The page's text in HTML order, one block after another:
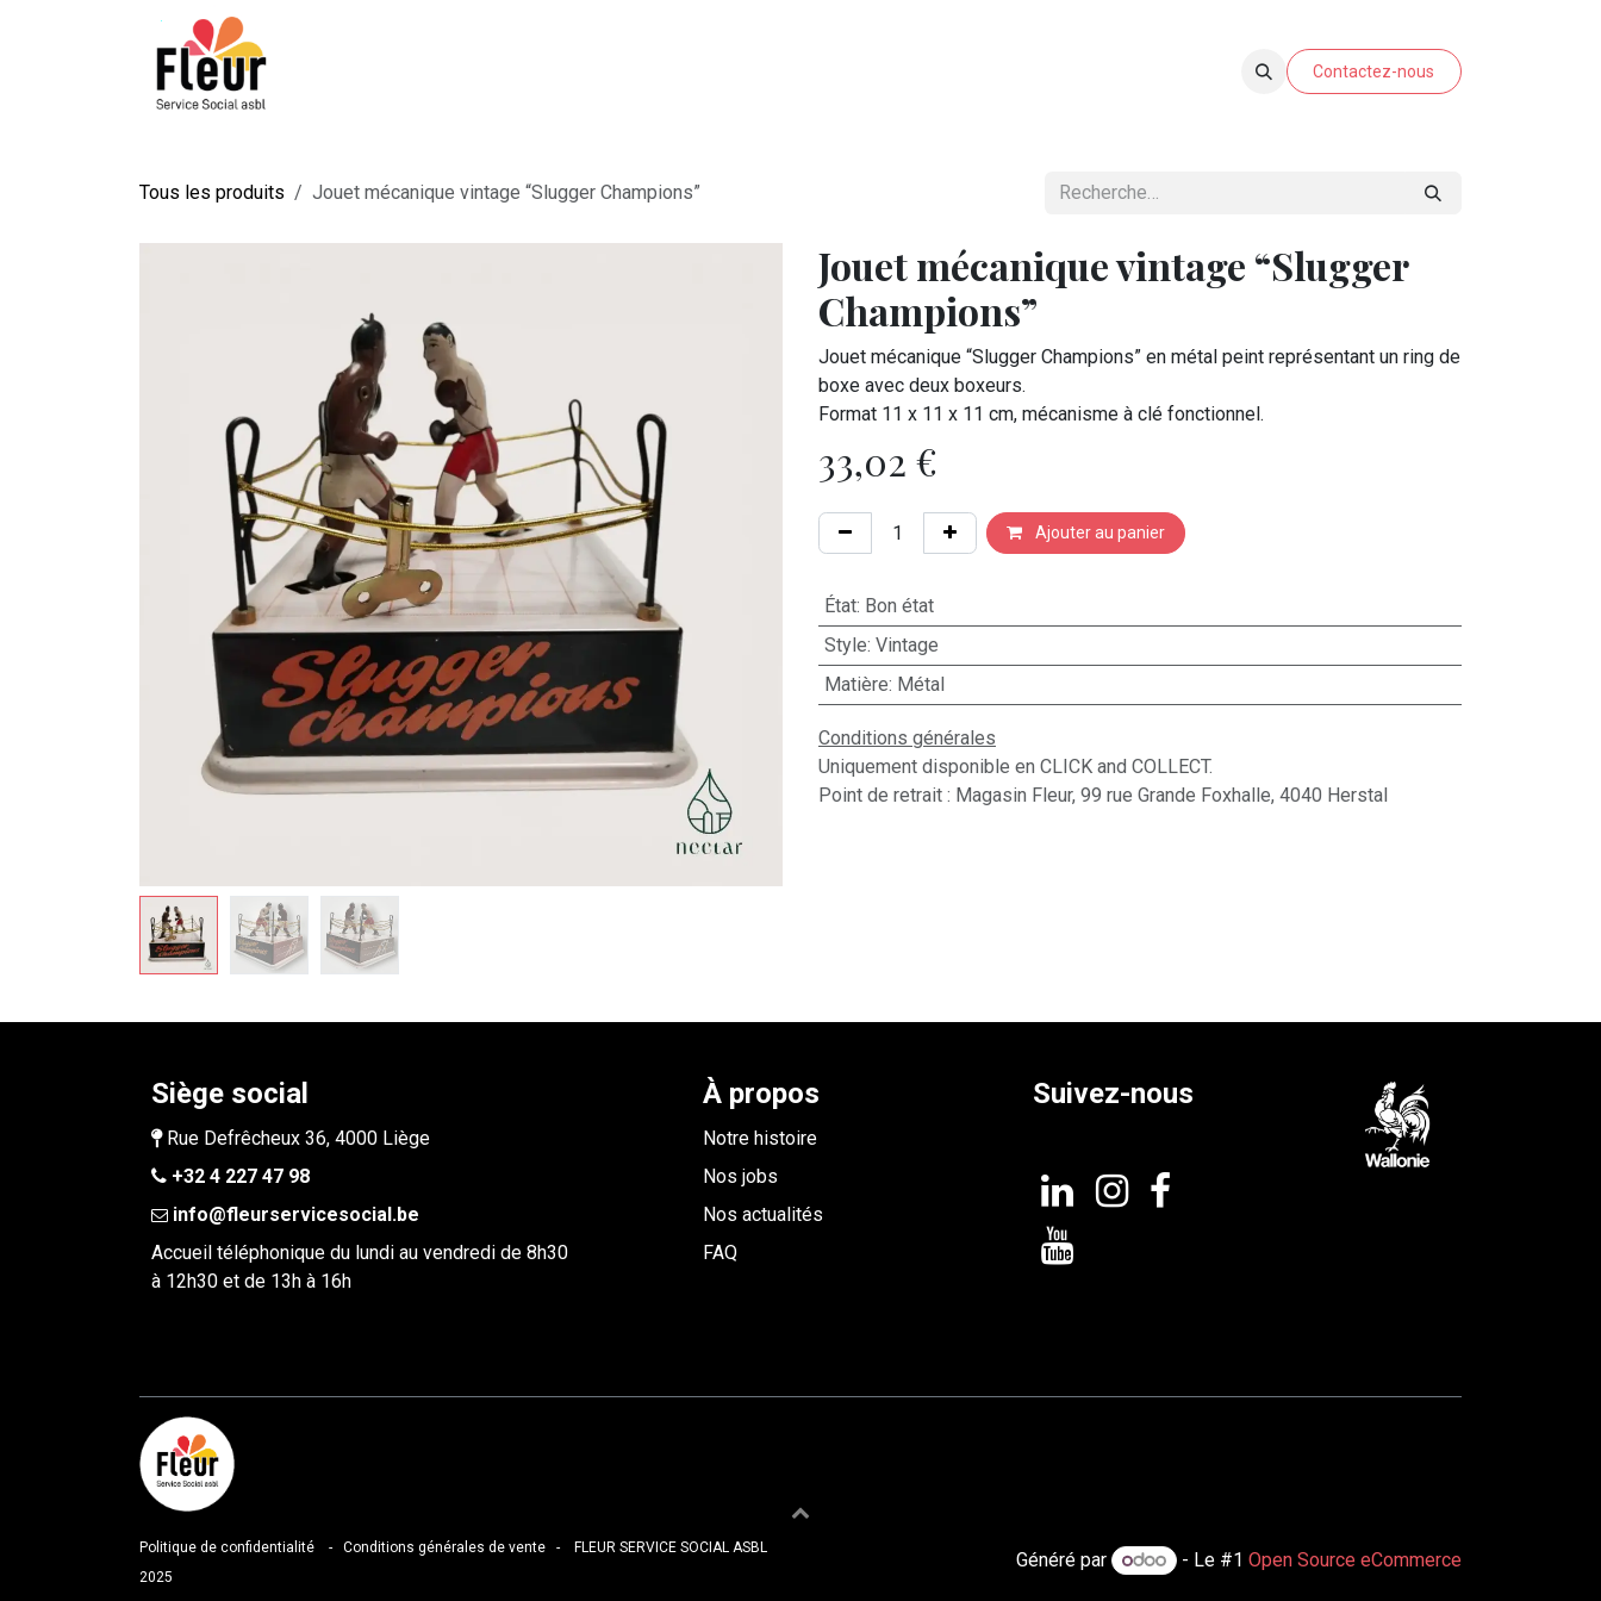
Contactez-nous
Tous les produits Jouet mécanique vintage “Slugger Champions”
Jouet mécanique vintage “Slugger
Champions”
Jouet mécanique “Slugger Champions” en métal peint représentant un ring de
boxe avec deux boxeurs.
Format 11 x 11 x 11 cm, mécanisme à clé fonctionnel.
33,02 €
Ajouter au panier
État: Bon état
Style: Vintage
Matière: Métal
Conditions générales
Uniquement disponible en CLICK and COLLECT.
Point de retrait : Magasin Fleur, 99 rue Grande Foxhalle, 4040 Herstal
Siège social
Rue Defrêcheux 36, 4000 Liège
+32 4 227 47 98
info@fleurservicesocial.be​
Accueil téléphonique du lundi au vendredi de 8h30
à 12h30 et de 13h à 16h
À propos
Notre histoire
Nos jobs
Nos actualités
FAQ
Suivez-nous
Politique de confidentialité - Conditions générales de vente - FLEUR SERVICE SOCIA​L ASBL
2025
Généré par - Le #1 Open Source eCommerce